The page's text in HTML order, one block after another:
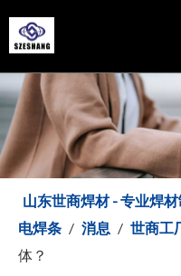
山东世商焊材 - 专业焊
电焊条 / 消息 / 世商工
体？